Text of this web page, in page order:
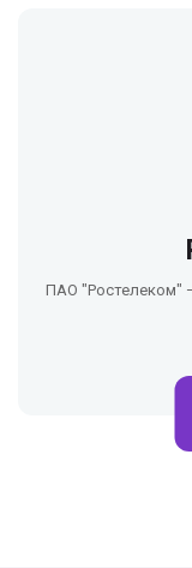
ПАО "Ростелеком"